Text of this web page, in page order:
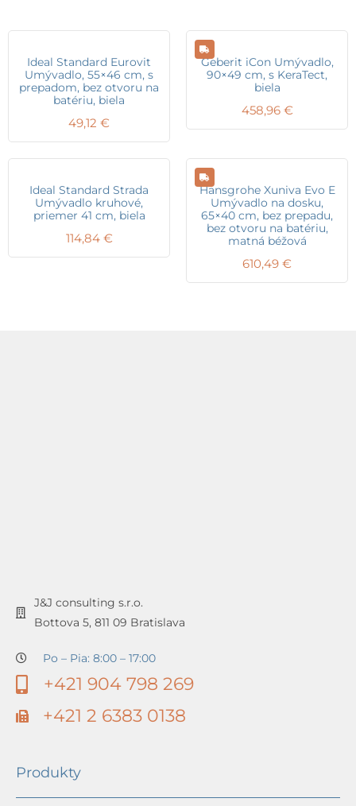
Ideal Standard Eurovit
Umývadlo, 55×46 cm, s
prepadom, bez otvoru na
batériu, biela
49,12 €
Geberit iCon Umývadlo,
90×49 cm, s KeraTect,
biela
458,96 €
Ideal Standard Strada
Umývadlo kruhové,
priemer 41 cm, biela
114,84 €
Hansgrohe Xuniva Evo E
Umývadlo na dosku,
65×40 cm, bez prepadu,
bez otvoru na batériu,
matná béžová
610,49 €
J&J consulting s.r.o.
Bottova 5, 811 09 Bratislava
Po – Pia: 8:00 – 17:00
+421 904 798 269
+421 2 6383 0138
Produkty